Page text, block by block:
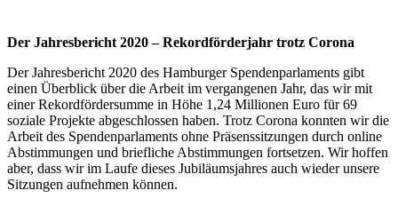
Der Jahresbericht 2020 – Rekordförderjahr trotz Corona
Der Jahresbericht 2020 des Hamburger Spendenparlaments gibt
einen Überblick über die Arbeit im vergangenen Jahr, das wir mit
einer Rekordfördersumme in Höhe 1,24 Millionen Euro für 69
soziale Projekte abgeschlossen haben. Trotz Corona konnten wir die
Arbeit des Spendenparlaments ohne Präsenssitzungen durch online
Abstimmungen und briefliche Abstimmungen fortsetzen. Wir hoffen
aber, dass wir im Laufe dieses Jubiläumsjahres auch wieder unsere
Sitzungen aufnehmen können.